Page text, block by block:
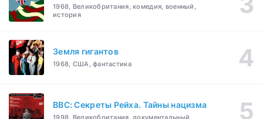
1968, Великобритания, комедия, военный,
история
Земля гигантов
1968, США, фантастика
BBC: Секреты Рейха. Тайны нацизма